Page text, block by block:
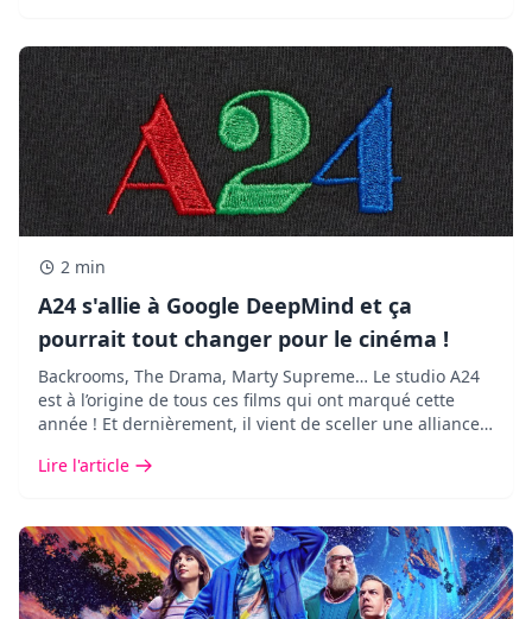
2 min
A24 s'allie à Google DeepMind et ça
pourrait tout changer pour le cinéma !
Backrooms, The Drama, Marty Supreme… Le studio A24
est à l’origine de tous ces films qui ont marqué cette
année ! Et dernièrement, il vient de sceller une alliance
Lire l'article